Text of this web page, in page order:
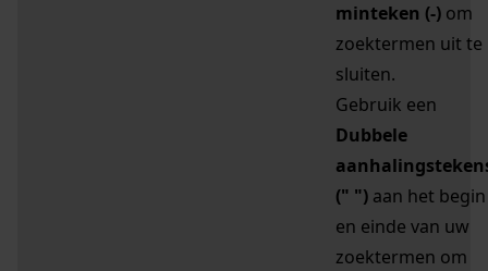
minteken (-) om
zoektermen uit te
sluiten.
Gebruik een
Dubbele
(" ") aan het begin
en einde van uw
zoektermen om